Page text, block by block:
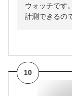
ウォッチです
計測できるの
10